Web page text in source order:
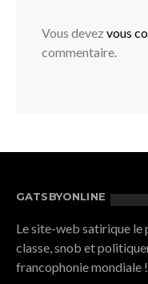
Vous devez vous
commentaire.
GATSBYONLINE
Le site-web satirique le
classe, snob et
francophonie mondiale !